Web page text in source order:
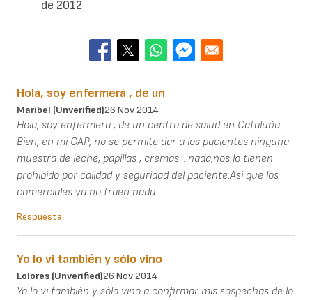
de 2012
Hola, soy enfermera , de un
Maribel (unverified)26 Nov 2014
Hola, soy enfermera , de un centro de salud en Cataluña.
Bien, en mi CAP, no se permite dar a los pacientes ninguna
muestra de leche, papillas , cremas... nada,nos lo tienen
prohibido por calidad y seguridad del paciente.Asi que los
comerciales ya no traen nada
Respuesta
Yo lo vi también y sólo vino
Lolores (unverified)26 Nov 2014
Yo lo vi también y sólo vino a confirmar mis sospechas de lo